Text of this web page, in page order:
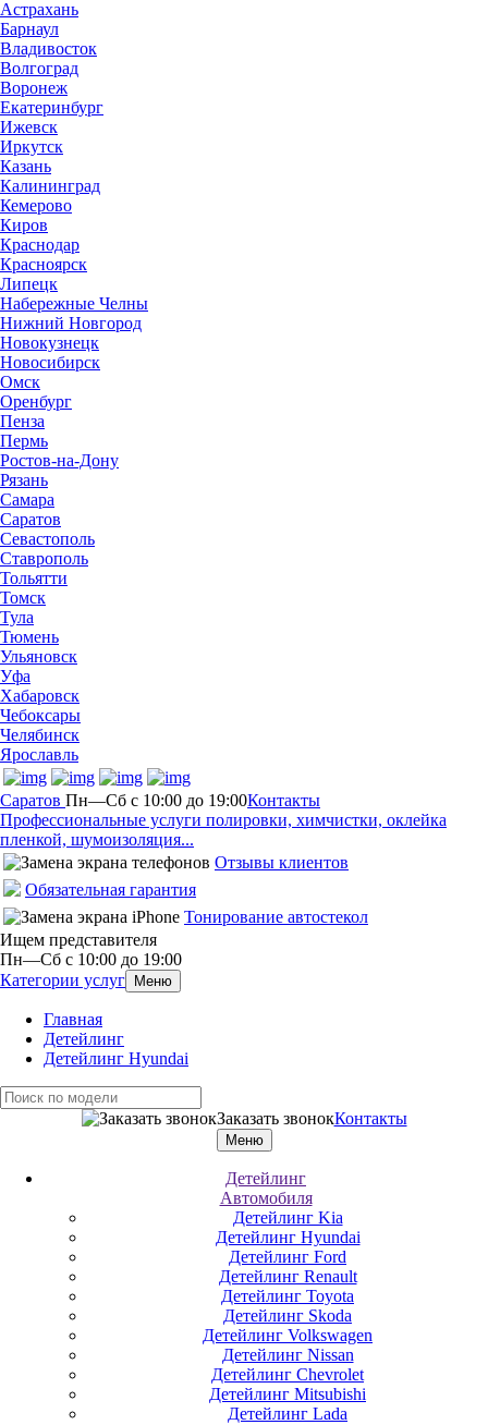
Астрахань
Барнаул
Владивосток
Волгоград
Воронеж
Екатеринбург
Ижевск
Иркутск
Казань
Калининград
Кемерово
Киров
Краснодар
Красноярск
Липецк
Набережные Челны
Нижний Новгород
Новокузнецк
Новосибирск
Омск
Оренбург
Пенза
Пермь
Ростов-на-Дону
Рязань
Самара
Саратов
Севастополь
Ставрополь
Тольятти
Томск
Тула
Тюмень
Ульяновск
Уфа
Хабаровск
Чебоксары
Челябинск
Ярославль
Саратов Пн—Сб с 10:00 до 19:00Контакты
Профессиональные услуги полировки, химчистки, оклейка
пленкой, шумоизоляция...
Отзывы клиентов
Обязательная гарантия
Тонирование автостекол
Ищем представителя
Пн—Сб с 10:00 до 19:00
Категории услуг
Меню
Главная
Детейлинг
Детейлинг Hyundai
Заказать звонокКонтакты
Меню
Детейлинг
Автомобиля
Детейлинг Kia
Детейлинг Hyundai
Детейлинг Ford
Детейлинг Renault
Детейлинг Toyota
Детейлинг Skoda
Детейлинг Volkswagen
Детейлинг Nissan
Детейлинг Chevrolet
Детейлинг Mitsubishi
Детейлинг Lada